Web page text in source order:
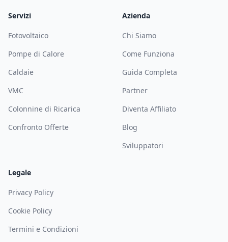
Servizi
Fotovoltaico
Pompe di Calore
Caldaie
VMC
Colonnine di Ricarica
Confronto Offerte
Azienda
Chi Siamo
Come Funziona
Guida Completa
Partner
Diventa Affiliato
Blog
Sviluppatori
Legale
Privacy Policy
Cookie Policy
Termini e Condizioni